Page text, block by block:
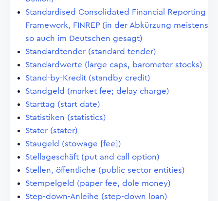
Standardised Consolidated Financial Reporting
Framework, FINREP (in der Abkürzung meistens
so auch im Deutschen gesagt)
Standardtender (standard tender)
Standardwerte (large caps, barometer stocks)
Stand-by-Kredit (standby credit)
Standgeld (market fee; delay charge)
Starttag (start date)
Statistiken (statistics)
Stater (stater)
Staugeld (stowage [fee])
Stellageschäft (put and call option)
Stellen, öffentliche (public sector entities)
Stempelgeld (paper fee, dole money)
Step-down-Anleihe (step-down loan)